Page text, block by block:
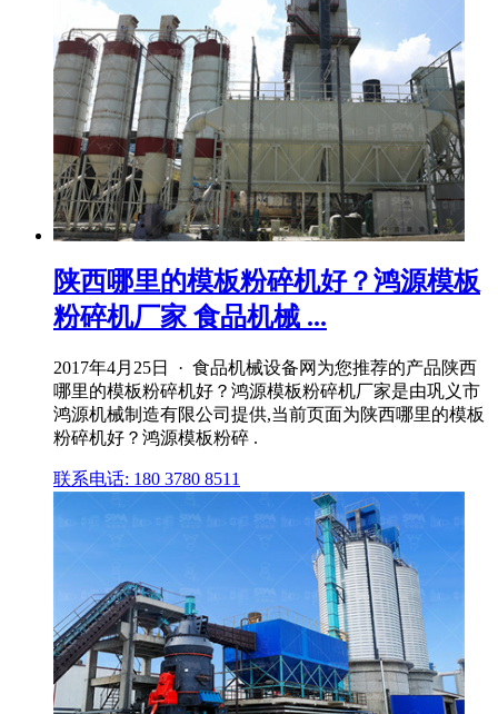
陕西哪里的模板粉碎机好？鸿源模板
粉碎机厂家 食品机械 ...
2017年4月25日 · 食品机械设备网为您推荐的产品陕西
哪里的模板粉碎机好？鸿源模板粉碎机厂家是由巩义市
鸿源机械制造有限公司提供,当前页面为陕西哪里的模板
粉碎机好？鸿源模板粉碎 .
联系电话: 180 3780 8511